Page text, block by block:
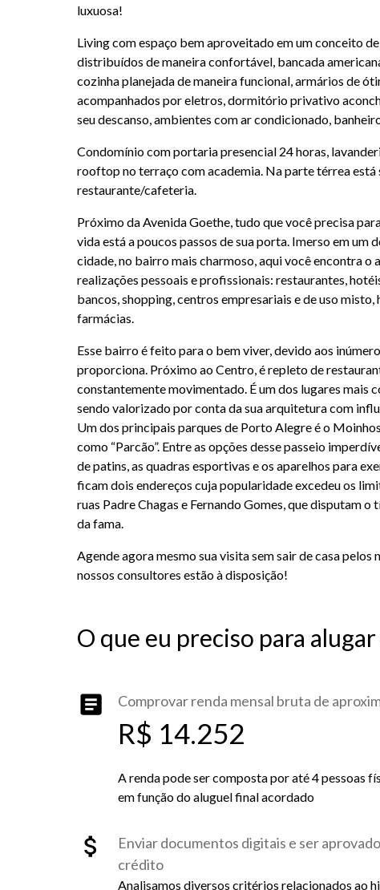
luxuosa!
Living com espaço bem aproveitado em um conceito
distribuídos de maneira confortável, bancada
cozinha planejada de maneira funcional, armários de
acompanhados por eletros, dormitório privativo
seu descanso, ambientes com ar condicionado,
Condomínio com portaria presencial 24 horas,
rooftop no terraço com academia. Na parte térrea está
restaurante/cafeteria.
Próximo da Avenida Goethe, tudo que você precisa
vida está a poucos passos de sua porta. Imerso em um
cidade, no bairro mais charmoso, aqui você encontra o
realizações pessoais e profissionais: restaurantes,
bancos, shopping, centros empresariais e de uso misto,
farmácias.
Esse bairro é feito para o bem viver, devido aos
proporciona. Próximo ao Centro, é repleto de
constantemente movimentado. É um dos lugares mais
sendo valorizado por conta da sua arquitetura com
Um dos principais parques de Porto Alegre é o
como “Parcão”. Entre as opções desse passeio
de patins, as quadras esportivas e os aparelhos para
ficam dois endereços cuja popularidade excedeu os
ruas Padre Chagas e Fernando Gomes, que disputam
da fama.
Agende agora mesmo sua visita sem sair de casa pelos
nossos consultores estão à disposição!
O que eu preciso para
Comprovar renda mensal bruta de
R$ 14.252
A renda pode ser composta por até 4 pessoas
em função do aluguel final acordado
Enviar documentos digitais e ser
crédito
Analisamos diversos critérios relacionados ao